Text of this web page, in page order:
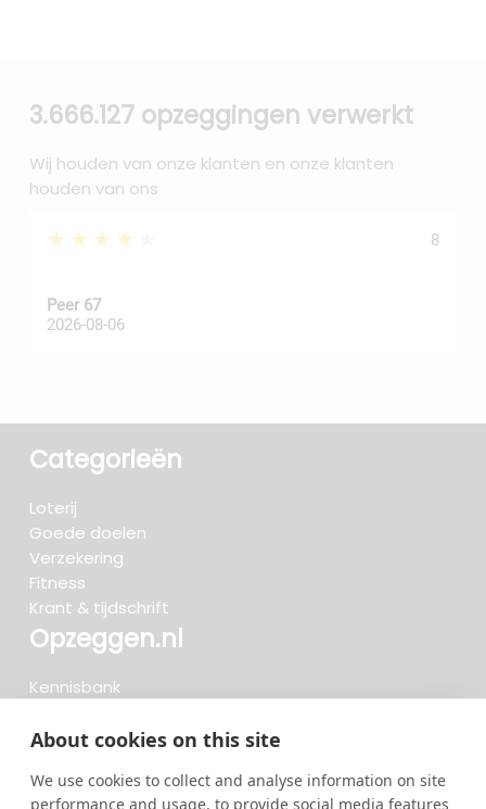
About cookies on this site
We use cookies to collect and analyse information on site
performance and usage, to provide social media features
3.666.127 opzeggingen verwerkt
Wij houden van onze klanten en onze klanten
houden van ons
★★★★★ 8
Peer 67
2026-08-06
Categorieën
Loterij
Goede doelen
Verzekering
Fitness
Krant & tijdschrift
Opzeggen.nl
Kennisbank
Beoordelingen
Meteen opzeggen